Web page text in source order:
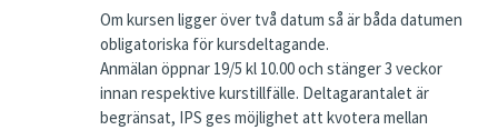
Om kursen ligger över två datum så är båda datumen
obligatoriska för kursdeltagande.
Anmälan öppnar 19/5 kl 10.00 och stänger 3 veckor
innan respektive kurstillfälle. Deltagarantalet är
begränsat, IPS ges möjlighet att kvotera mellan